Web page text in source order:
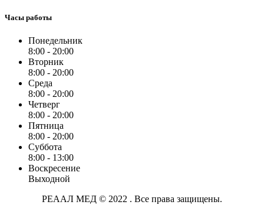
Часы работы
Понедельник
8:00 - 20:00
Вторник
8:00 - 20:00
Среда
8:00 - 20:00
Четверг
8:00 - 20:00
Пятница
8:00 - 20:00
Суббота
8:00 - 13:00
Воскресение
Выходной
РЕААЛ МЕД © 2022 . Все права защищены.